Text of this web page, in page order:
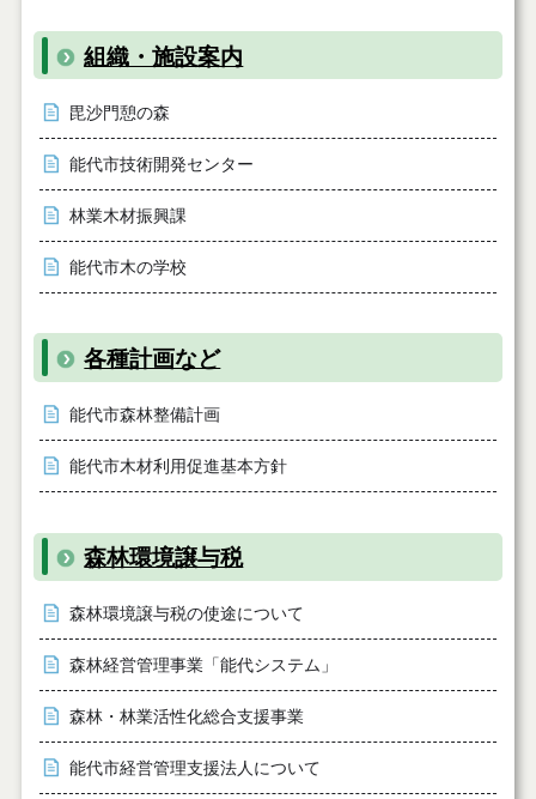
組織・施設案内
毘沙門憩の森
能代市技術開発センター
林業木材振興課
能代市木の学校
各種計画など
能代市森林整備計画
能代市木材利用促進基本方針
森林環境譲与税
森林環境譲与税の使途について
森林経営管理事業「能代システム」
森林・林業活性化総合支援事業
能代市経営管理支援法人について